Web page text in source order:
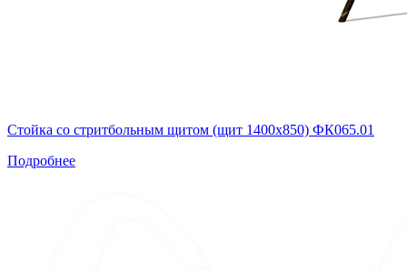
Стойка со стритбольным щитом (щит 1400х850) ФК065.01
Подробнее